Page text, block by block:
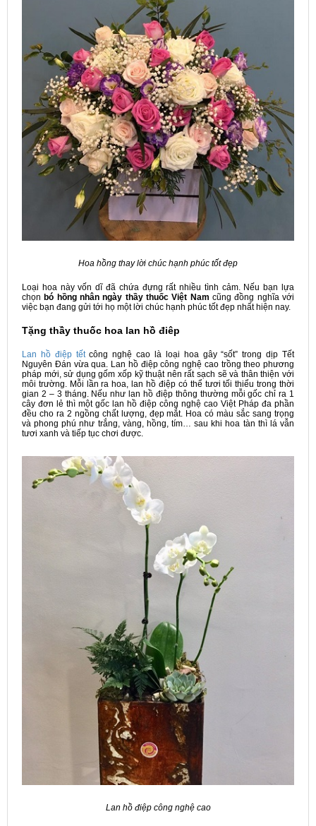
Hoa hồng thay lời chúc hạnh phúc tốt đẹp
Loại hoa này vốn dĩ đã chứa đựng rất nhiều tình cảm. Nếu bạn lựa
chọn bó hồng nhân ngày thầy thuốc Việt Nam cũng đồng nghĩa với
việc bạn đang gửi tới họ một lời chúc hạnh phúc tốt đẹp nhất hiện nay.
Tặng thầy thuốc hoa lan hồ điêp
Lan hồ điệp tếtcông nghệ cao là loại hoa gây “sốt” trong dịp Tết
Nguyên Đán vừa qua. Lan hồ điệp công nghệ cao trồng theo phương
pháp mới, sử dụng gốm xốp kỹ thuật nên rất sạch sẽ và thân thiện với
môi trường. Mỗi lần ra hoa, lan hồ điệp có thể tươi tối thiểu trong thời
gian 2 – 3 tháng. Nếu như lan hồ điệp thông thường mỗi gốc chỉ ra 1
cây đơn lẻ thì một gốc lan hồ điệp công nghệ cao Việt Pháp đa phần
đều cho ra 2 ngồng chất lượng, đẹp mắt. Hoa có màu sắc sang trọng
và phong phú như trắng, vàng, hồng, tím… sau khi hoa tàn thì lá vẫn
tươi xanh và tiếp tục chơi được.
Lan hồ điệp công nghệ cao